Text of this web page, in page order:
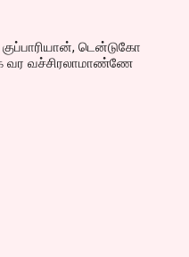
டென்டுகோ
வர வச்சிரலாமாண்ணே